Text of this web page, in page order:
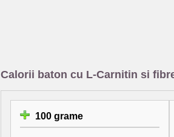
Calorii baton cu L-Carnitin si
100 grame